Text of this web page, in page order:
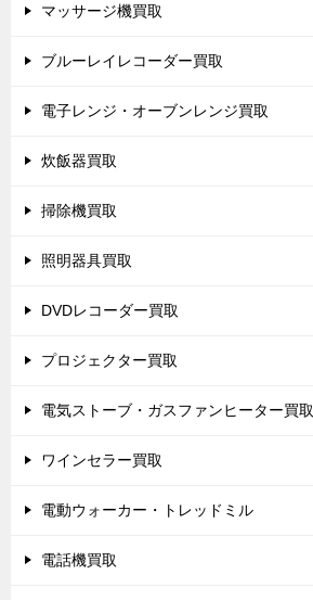
マッサージ機買取
ブルーレイレコーダー買取
電子レンジ・オーブンレンジ買取
炊飯器買取
掃除機買取
照明器具買取
DVDレコーダー買取
プロジェクター買取
電気ストーブ・ガスファンヒーター買取
ワインセラー買取
電動ウォーカー・トレッドミル
電話機買取